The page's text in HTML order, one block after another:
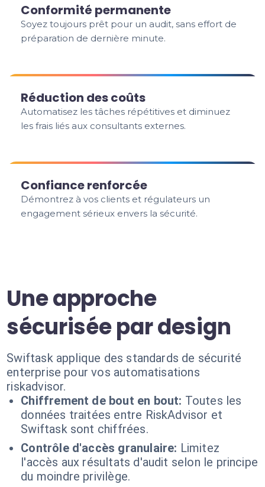
Conformité permanente
Soyez toujours prêt pour un audit, sans effort de
préparation de dernière minute.
Réduction des coûts
Automatisez les tâches répétitives et diminuez
les frais liés aux consultants externes.
Confiance renforcée
Démontrez à vos clients et régulateurs un
engagement sérieux envers la sécurité.
Une approche
sécurisée par design
Swiftask applique des standards de sécurité
enterprise pour vos automatisations
riskadvisor.
Chiffrement de bout en bout: Toutes les
données traitées entre RiskAdvisor et
Swiftask sont chiffrées.
Contrôle d'accès granulaire: Limitez
l'accès aux résultats d'audit selon le principe
du moindre privilège.